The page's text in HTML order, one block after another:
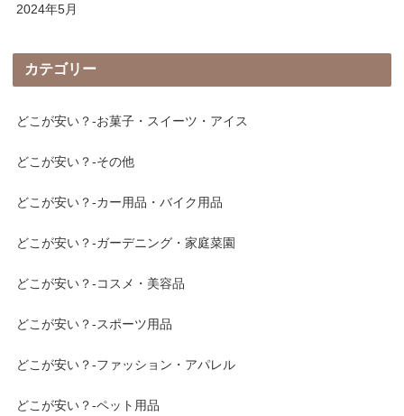
2024年5月
カテゴリー
どこが安い？-お菓子・スイーツ・アイス
どこが安い？-その他
どこが安い？-カー用品・バイク用品
どこが安い？-ガーデニング・家庭菜園
どこが安い？-コスメ・美容品
どこが安い？-スポーツ用品
どこが安い？-ファッション・アパレル
どこが安い？-ペット用品